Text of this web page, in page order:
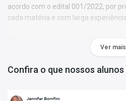
acordo com o edital 001/2022, por
cada matéria e com larga
O conteúdo foi organizado, visando
conteúdo e, assim, uma melhor
- Material;
Ver mais
Confira o que nossos